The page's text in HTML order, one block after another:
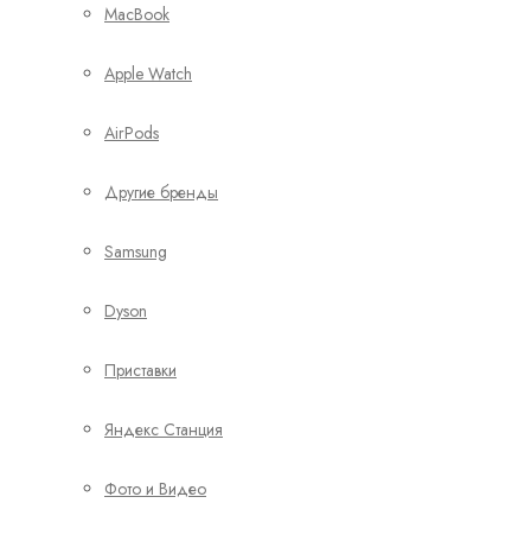
MacBook
Apple Watch
AirPods
Другие бренды
Samsung
Dyson
Приставки
Яндекс Станция
Фото и Видео